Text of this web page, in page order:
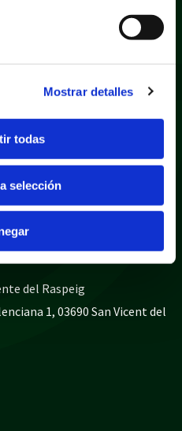
Mostrar detalles
todas
selección
Mapa web
de interés
del Raspeig
1, 03690 San Vicent del